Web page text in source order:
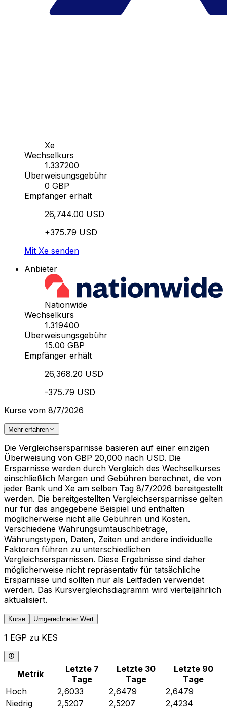
Xe
Wechselkurs
1.337200
Überweisungsgebühr
0 GBP
Empfänger erhält
26,744.00 USD
+375.79 USD
Mit Xe senden
Anbieter
Nationwide
Wechselkurs
1.319400
Überweisungsgebühr
15.00 GBP
Empfänger erhält
26,368.20 USD
-375.79 USD
Kurse vom 8/7/2026
Mehr erfahren
Die Vergleichsersparnisse basieren auf einer einzigen
Überweisung von GBP 20,000 nach USD. Die
Ersparnisse werden durch Vergleich des Wechselkurses
einschließlich Margen und Gebühren berechnet, die von
jeder Bank und Xe am selben Tag 8/7/2026 bereitgestellt
werden. Die bereitgestellten Vergleichsersparnisse gelten
nur für das angegebene Beispiel und enthalten
möglicherweise nicht alle Gebühren und Kosten.
Verschiedene Währungsumtauschbeträge,
Währungstypen, Daten, Zeiten und andere individuelle
Faktoren führen zu unterschiedlichen
Vergleichsersparnissen. Diese Ergebnisse sind daher
möglicherweise nicht repräsentativ für tatsächliche
Ersparnisse und sollten nur als Leitfaden verwendet
werden. Das Kursvergleichsdiagramm wird vierteljährlich
aktualisiert.
Kurse Umgerechneter Wert
1 EGP zu KES
Metrik
Letzte 7
Tage
Letzte 30
Tage
Letzte 90
Tage
Hoch
2,6033 2,6479
2,6479
Niedrig
2,5207 2,5207
2,4234